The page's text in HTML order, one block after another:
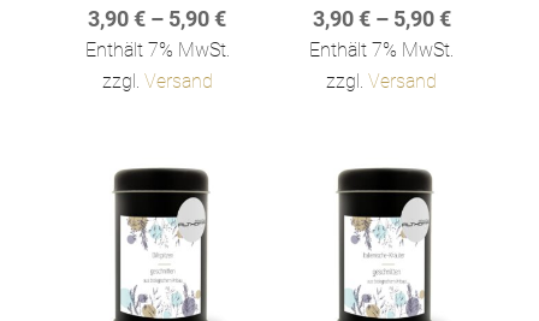
3,90€ – 5,90€Preisspanne:
3,90 €
Enthält 7% MwSt.
zzgl. Versand
3,90€ – 5,90€
3,90 €
Enthält 7% MwSt.
zzgl.Versand